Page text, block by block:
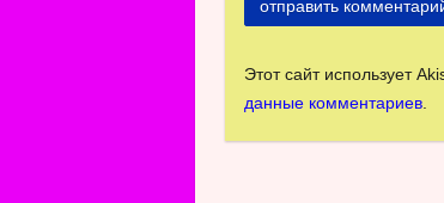
Этот сайт использует
данные комментариев